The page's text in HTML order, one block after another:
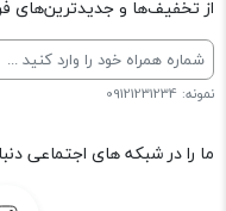
از تخفیف‌ها و جدیدترین‌های
نمونه: 09121231234
ما را در شبکه های اجتماعی